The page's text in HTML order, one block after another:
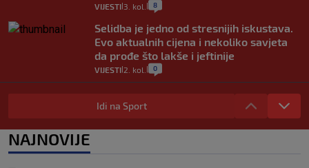
VIJESTI 3. kol. 8
Selidba je jedno od stresnijih iskustava.
Evo aktualnih cijena i nekoliko savjeta
da prođe što lakše i jeftinije
VIJESTI 2. kol. 0
Izračunali smo koliko košta putovanje
automobilom na Hvar iz Zagreba, a
14
Idi na Sport
NAJNOVIJE